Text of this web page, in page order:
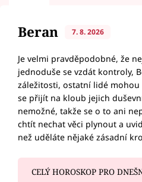
Beran 7. 8. 2026
Je velmi pravděpodobné, že
jednoduše se vzdát kontroly,
záležitosti, ostatní lidé
se přijít na kloub jejich
nemožné, takže se o to ani
chtít nechat věci plynout a
než uděláte nějaké zásadní
CELÝ HOROSKOP PRO